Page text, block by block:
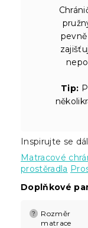
Tip:
Inspirujte se dál
Matracové
prostěradla
Doplňkové
?
Rozměr
matrace